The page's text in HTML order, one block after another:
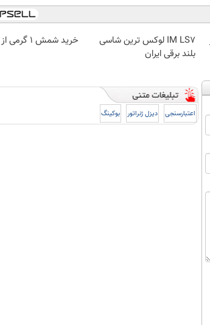
IM LS7 لوکس ترین شاسی
بلند برقی ایران
خرید شمش 1 گرمی از طلاسی
اعتبارسنجی دیزل ژنراتور بوکینگ